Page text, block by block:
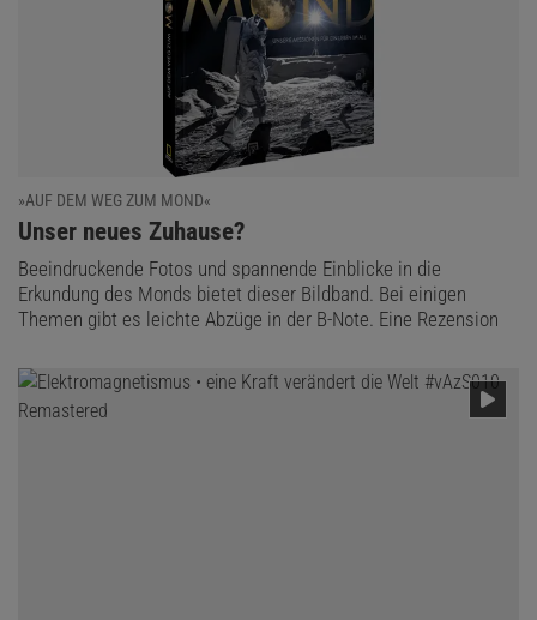
»AUF DEM WEG ZUM MOND«
:
Unser neues Zuhause?
Beeindruckende Fotos und spannende Einblicke in die
Erkundung des Monds bietet dieser Bildband. Bei einigen
Themen gibt es leichte Abzüge in der B-Note. Eine Rezension